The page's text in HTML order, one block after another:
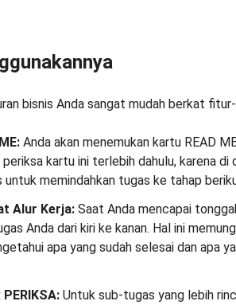
bisnis Anda sangat mudah berkat
Anda akan menemukan kartu READ
kartu ini terlebih dahulu, karena di
untuk memindahkan tugas ke tahap
Alur Kerja: Saat Anda mencapai
Anda dari kiri ke kanan. Hal ini
apa yang sudah selesai dan apa
Untuk sub-tugas yang lebih